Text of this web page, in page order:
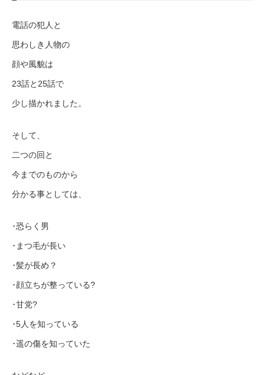
電話の犯人と
思わしき人物の
顔や風貌は
23話と25話で
少し描かれました。
そして、
二つの回と
今までのものから
分かる事としては、
･恐らく男
･まつ毛が長い
･髪が長め？
･顔立ちが整っている?
･甘党?
･5人を知っている
･遥の傷を知っていた